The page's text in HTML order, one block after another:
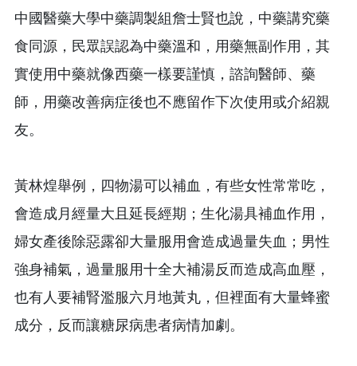
中國醫藥大學中藥調製組詹士賢也說，中藥講究藥
食同源，民眾誤認為中藥溫和，用藥無副作用，其
實使用中藥就像西藥一樣要謹慎，諮詢醫師、藥
師，用藥改善病症後也不應留作下次使用或介紹親
友。
黃林煌舉例，四物湯可以補血，有些女性常常吃，
會造成月經量大且延長經期；生化湯具補血作用，
婦女產後除惡露卻大量服用會造成過量失血；男性
強身補氣，過量服用十全大補湯反而造成高血壓，
也有人要補腎濫服六月地黃丸，但裡面有大量蜂蜜
成分，反而讓糖尿病患者病情加劇。